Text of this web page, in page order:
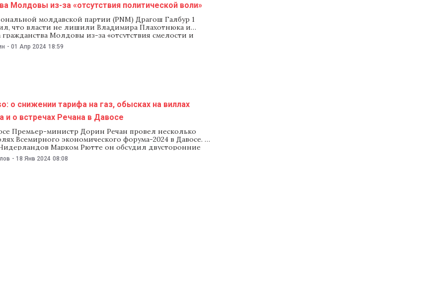
Молдовы из-за «отсутствия политической воли»
молдавской партии (PNM) Драгош Галбур 1
что власти не лишили Владимира Плахотнюка и
Молдовы из-за «отсутствия смелости и
воли». Драгош Галбур напомнил, что в ноябре 2023
Майя Санду лишила гражданства председателя
- 01 Апр 2024 18:59
о снижении тарифа на газ, обысках на виллах
и о встречах Речана в Давосе
Премьер-министр Дорин Речан провел несколько
Всемирного экономического форума-2024 в Давосе. С
Марком Рютте он обсудил двусторонние
сотрудничество в области информационных технологий,
и производства возобновляемой энергии. С князем
- 18 Янв 2024 08:08